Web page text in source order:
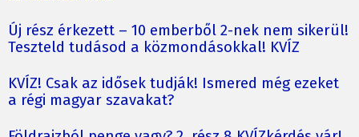
Új rész érkezett – 10 emberből 2-nek nem sikerül!
Teszteld tudásod a közmondásokkal! KVÍZ
KVÍZ! Csak az idősek tudják! Ismered még ezeket
a régi magyar szavakat?